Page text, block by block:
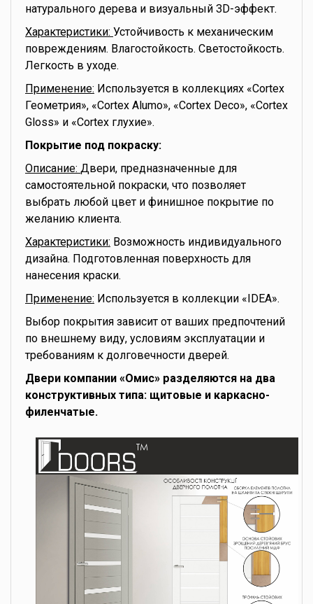
натурального дерева и визуальный 3D-эффект.
Характеристики: Устойчивость к механическим
повреждениям. Влагостойкость. Светостойкость.
Легкость в уходе.
Применение: Используется в коллекциях «Cortex
Геометрия», «Cortex Alumo», «Cortex Deco», «Cortex
Gloss» и «Cortex глухие».
Покрытие под покраску:
Описание: Двери, предназначенные для
самостоятельной покраски, что позволяет
выбрать любой цвет и финишное покрытие по
желанию клиента.
Характеристики: Возможность индивидуального
дизайна. Подготовленная поверхность для
нанесения краски.
Применение: Используется в коллекции «IDEA».
Выбор покрытия зависит от ваших предпочтений
по внешнему виду, условиям эксплуатации и
требованиям к долговечности дверей.
Двери компании «Омис» разделяются на два
конструктивных типа: щитовые и каркасно-
филенчатые.